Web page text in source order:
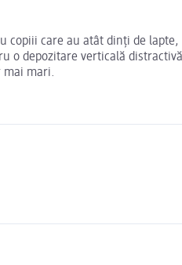
copiii care au atât dinți de
o depozitare verticală
mai mari.